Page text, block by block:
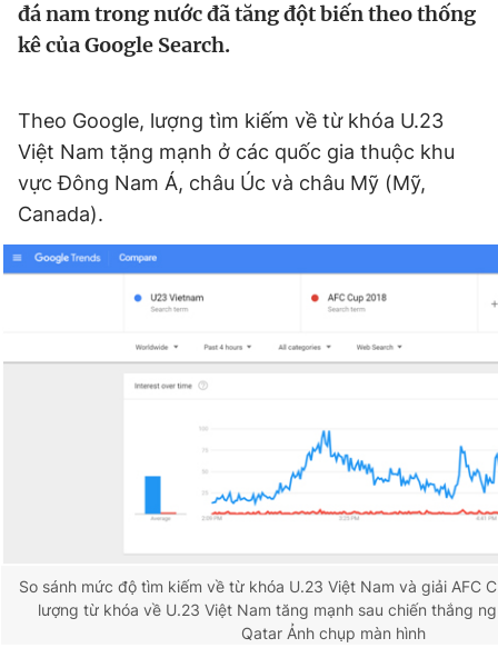
Tiện ích Bạn cần biết
Thông tin tòa soạn Liên hệ quảng cáo
Đọc Thanh Niên trên điện thoại
Liên hệ quảng cáo
RSS Tòa soạn Chính sách bảo
đá nam trong nước đã tăng đột biến theo thống
kê của Google Search.
Theo Google, lượng tìm kiếm về từ khóa U.23
Việt Nam tặng mạnh ở các quốc gia thuộc khu
vực Đông Nam Á, châu Úc và châu Mỹ (Mỹ,
Canada).
So sánh mức độ tìm kiếm về từ khóa U.23 Việt Nam và giải AFC
lượng từ khóa về U.23 Việt Nam tăng mạnh sau chiến thắng
Qatar Ảnh chụp màn hình